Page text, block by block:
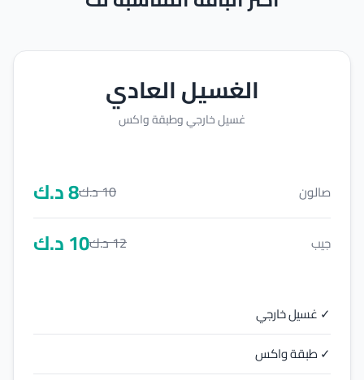
الغسيل العادي
غسيل خارجي وطبقة واكس
صالون 10د.ك8د.ك
جيب 12د.ك10د.ك
✓ غسيل خارجي
✓ طبقة واكس